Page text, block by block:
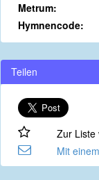
Metrum:
Hymnencode:
Teilen
Zur Liste
Mit